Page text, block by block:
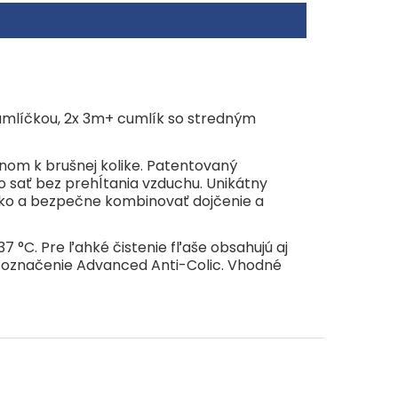
2x 3m+ cumlík so stredným
k brušnej kolike. Patentovaný
sať bez prehĺtania vzduchu. Unikátny
a bezpečne kombinovať dojčenie a
°C. Pre ľahké čistenie fľaše obsahujú aj
Advanced Anti-Colic. Vhodné